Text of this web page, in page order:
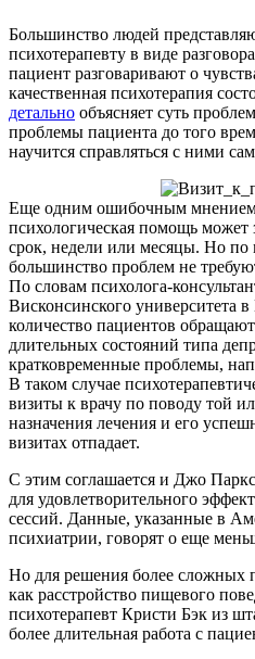
Большинство людей
психотерапевту в виде
пациент разговаривают о
качественная психотерапия
детально объясняет суть
проблемы пациента до того
научится справляться с ними
Еще одним ошибочным мнением
психологическая помощь может
срок, недели или месяцы. Но по
большинство проблем не
По словам психолога-
Висконсинского университета
количество пациентов
длительных состояний типа
кратковременные проблемы,
В таком случае
визиты к врачу по поводу той
назначения лечения и его
визитах отпадает.
С этим соглашается и Джо
для удовлетворительного
сессий. Данные, указанные в
психиатрии, говорят о еще
Но для решения более сложных
как расстройство пищевого
психотерапевт Кристи Бэк из
более длительная работа с